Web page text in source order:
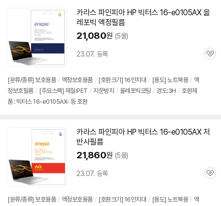
카라스 파인피아 HP 빅터스 16-e0105AX올
레포빅 액정필름
21,080원 (5몰)
23.07. 등록
관
[분류/종류] 보호용품 / 액정보호용품 / [호환크기] 16인치대 / [용도] 노트북용 / 액
정보호필름 / [주요스펙] 재질:PET / 지문방지 / 올레포빅코팅 / 경도:3H / 호환제
품 : 빅터스 16-e0105AX- 등 호환
카라스 파인피아 HP 빅터스 16-e0105AX저
반사필름
21,860원 (5몰)
23.07. 등록
관
[분류/종류] 보호용품 / 액정보호용품 / [호환크기] 16인치대 / [용도] 노트북용 / 액